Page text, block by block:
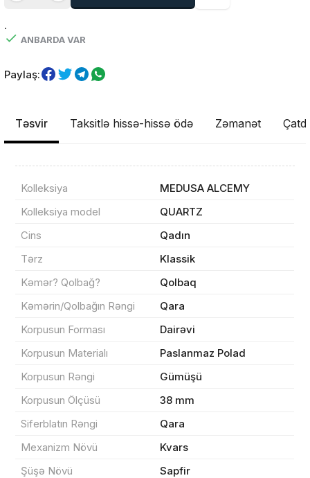
.
ANBARDA VAR
Paylaş:
Təsvir Taksitlə hissə-hissə ödə Zəmanət
Kolleksiya
MEDUSA ALCEMY
Kolleksiya model
QUARTZ
Cins
Qadın
Tərz
Klassik
Kəmər? Qolbağ?
Qolbaq
Kəmərin/Qolbağın Rəngi
Qara
Korpusun Forması
Dairəvi
Korpusun Materialı
Paslanmaz Polad
Korpusun Rəngi
Gümüşü
Korpusun Ölçüsü
38 mm
Siferblatın Rəngi
Qara
Mexanizm Növü
Kvars
Şüşə Növü
Sapfir
Məhsul(lar) səbətə əlavə edildi
Sifarişin detalları
Məhsul toplam
Endirim